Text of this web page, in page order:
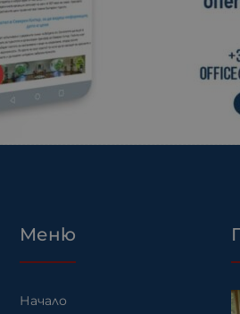
Меню
Начало